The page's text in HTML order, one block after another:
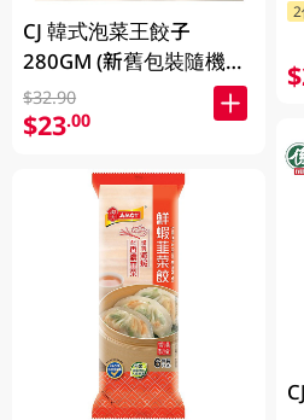
CJ 韓式泡菜王餃子
280GM (新舊包裝隨機發
貨)
$32.90
$23.00